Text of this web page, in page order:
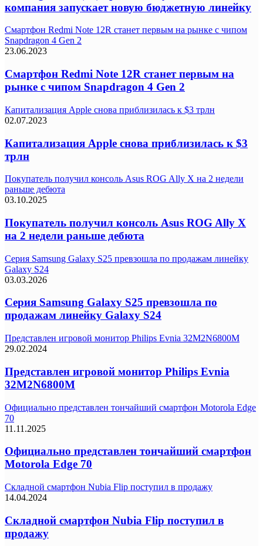
компания запускает новую бюджетную линейку
Смартфон Redmi Note 12R станет первым на рынке с чипом
Snapdragon 4 Gen 2
23.06.2023
Смартфон Redmi Note 12R станет первым на
рынке с чипом Snapdragon 4 Gen 2
Капитализация Apple снова приблизилась к $3 трлн
02.07.2023
Капитализация Apple снова приблизилась к $3
трлн
Покупатель получил консоль Asus ROG Ally X на 2 недели
раньше дебюта
03.10.2025
Покупатель получил консоль Asus ROG Ally X
на 2 недели раньше дебюта
Серия Samsung Galaxy S25 превзошла по продажам линейку
Galaxy S24
03.03.2026
Серия Samsung Galaxy S25 превзошла по
продажам линейку Galaxy S24
Представлен игровой монитор Philips Evnia 32M2N6800M
29.02.2024
Представлен игровой монитор Philips Evnia
32M2N6800M
Официально представлен тончайший смартфон Motorola Edge
70
11.11.2025
Официально представлен тончайший смартфон
Motorola Edge 70
Складной смартфон Nubia Flip поступил в продажу
14.04.2024
Складной смартфон Nubia Flip поступил в
продажу